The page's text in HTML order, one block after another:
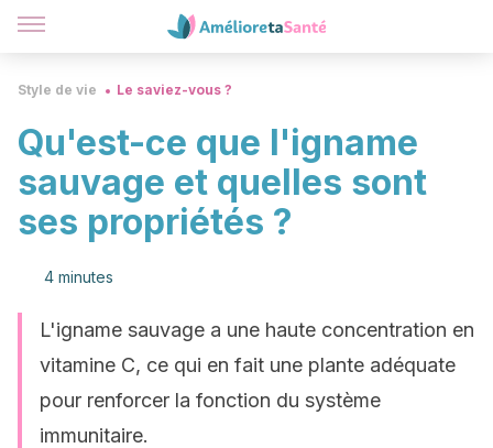
Style de vie Le saviez-vous ?
Qu'est-ce que l'igname
sauvage et quelles sont
ses propriétés ?
4 minutes
L'igname sauvage a une haute concentration en
vitamine C, ce qui en fait une plante adéquate
pour renforcer la fonction du système
immunitaire.